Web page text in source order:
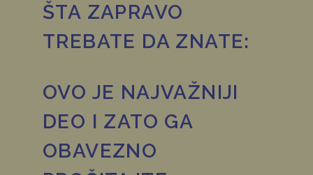
ŠTA ZAPRAVO
TREBATE DA ZNATE:
OVO JE NAJVAŽNIJI
DEO I ZATO GA
OBAVEZNO